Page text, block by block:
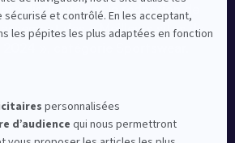
été distingué par la rédaction de
des « Meilleurs sites de
2024 », catégorie Sportswear.